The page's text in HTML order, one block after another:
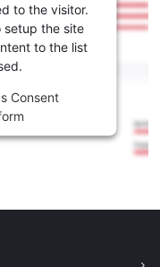
to the visitor.
setup the site
to the list
Consent